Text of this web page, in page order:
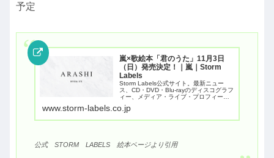
予定
嵐×歌絵本「君のうた」11月3日
（日）発売決定！｜嵐｜Storm
Labels
Storm Labels公式サイト。最新ニュー
ス、CD・DVD・Blu-rayのディスコグラフ
ィー、メディア・ライブ・プロフィール
www.storm-labels.co.jp
公式 STORM LABELS 絵本ページより引用